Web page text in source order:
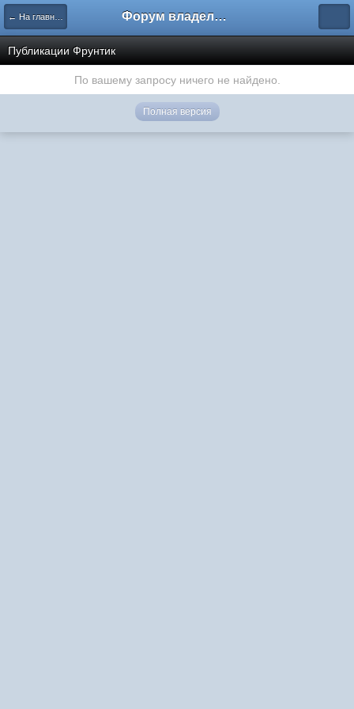
← На главную Форум владельцев интернет-магазинов
Публикации Фрунтик
По вашему запросу ничего не найдено.
Полная версия